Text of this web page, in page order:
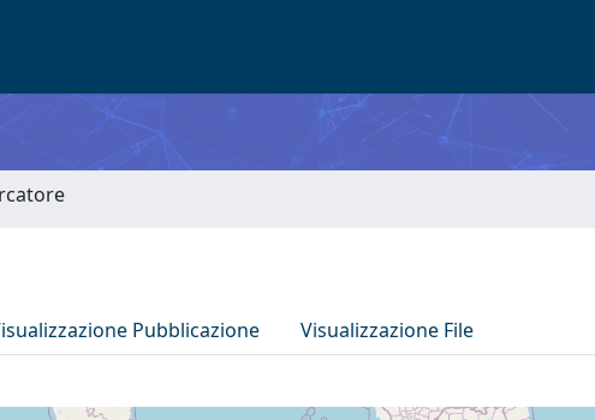
Pubblicazione Visualizzazione File